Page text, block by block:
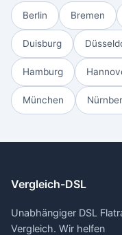
Berlin Bremen
Duisburg
Hamburg
München
Vergleich-DSL
Unabhängiger DSL
Vergleich. Wir helfen